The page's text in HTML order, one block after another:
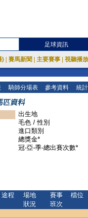
足球資訊
) 賽馬新聞 主要賽事 視聽播
騎師分場表 參考資料 統
出生地
毛色 / 性別
進口類別
總獎金*
冠-亞-季-總出賽次數*
途程
場地
狀況
賽事
班次
檔位